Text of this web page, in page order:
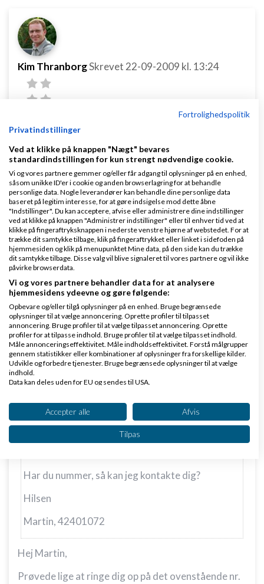
Kim ThranborgSkrevet 22-09-2009 kl. 13:24
Hej Martin
Kan man ikke skrive pm til dig ?
Vil gerne drøfte muligheder for samarbejde da
vores arbejdsområde ser ud til at relatere til
hinanden ;o)
Svar
Slettet brugerSkrevet22-09-2009kl. 13:49
Martin Andsager:
Har du nummer, så kan jeg kontakte dig?
Hilsen
Martin, 42401072
Hej Martin,
Prøvede lige at ringe dig op på det ovenstående nr.
Fortrolighedspolitik
Privatindstillinger
Ved at klikke på knappen "Nægt" bevares
standardindstillingen for kun strengt nødvendige cookie.
Vi og vores partnere gemmer og/eller får adgang til oplysninger på en enhed,
såsom unikke ID'er i cookie og anden browserlagring for at behandle
personlige data. Nogle leverandører kan behandle dine personlige data
baseret på legitim interesse, for at gøre indsigelse mod dette åbne
"Indstillinger". Du kan acceptere, afvise eller administrere dine indstillinger
ved at klikke på knappen "Administrer indstillinger" eller til enhver tid ved at
klikke på fingeraftryksknappen i nederste venstre hjørne af webstedet. For at
trække dit samtykke tilbage, klik på fingeraftrykket eller linket i sidefoden på
hjemmesiden og klik på menupunktet Mine data, på den side kan du trække
dit samtykke tilbage. Disse valg vil blive signaleret til vores partnere og vil ikke
påvirke browserdata.
Vi og vores partnere behandler data for at analysere
hjemmesidens ydeevne og gøre følgende:
Opbevare og/eller tilgå oplysninger på en enhed. Bruge begrænsede
oplysninger til at vælge annoncering. Oprette profiler til tilpasset
annoncering. Bruge profiler til at vælge tilpasset annoncering. Oprette
profiler for at tilpasse indhold. Bruge profiler til at vælge tilpasset indhold.
Måle annonceringseffektivitet. Måle indholdseffektivitet. Forstå målgrupper
gennem statistikker eller kombinationer af oplysninger fra forskellige kilder.
Udvikle og forbedre tjenester. Bruge begrænsede oplysninger til at vælge
indhold.
Data kan deles uden for EU og sendes til USA.
Se partnerliste (2 IAB-leverandører)
Vi bruger dine data til følgende formål:
IAB's behandlingsformål:
Opbevare og/eller tilgå oplysninger på en
enhed
Bruge begrænsede oplysninger til at vælge
annoncering
Oprette profiler til tilpasset annoncering
Bruge profiler til at vælge tilpasset
annoncering
Accepter alle Afvis
Tilpas